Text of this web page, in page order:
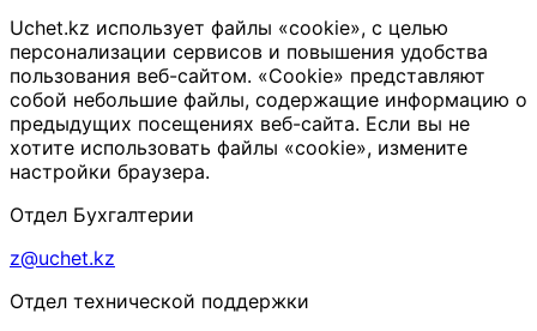
Uchet.kz использует файлы «cookie», с целью
персонализации сервисов и повышения удобства
пользования веб-сайтом. «Cookie» представляют
собой небольшие файлы, содержащие информацию о
предыдущих посещениях веб-сайта. Если вы не
хотите использовать файлы «cookie», измените
настройки браузера.
Отдел Бухгалтерии
z@uchet.kz
Отдел технической поддержки